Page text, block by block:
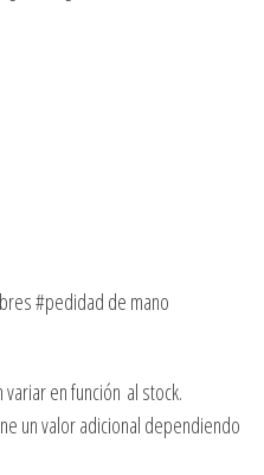
#pedidad de mano
en función al stock.
un valor adicional dependiendo